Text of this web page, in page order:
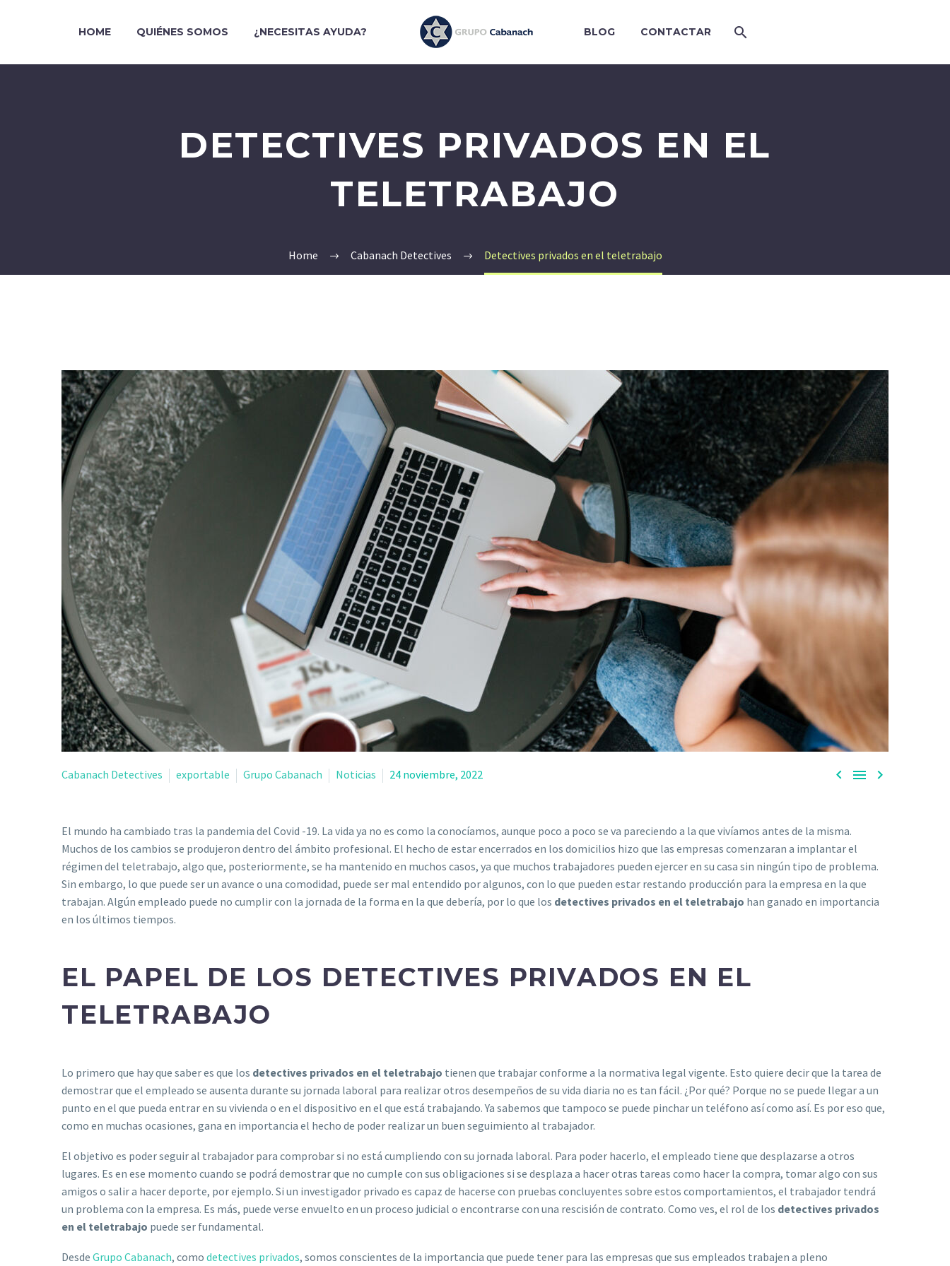
HOME QUIÉNES SOMOS ¿NECESITAS AYUDA? BLOG CONTACTAR
DETECTIVES PRIVADOS EN EL
TELETRABAJO
Home Cabanach Detectives Detectives privados en el teletrabajo
  
Cabanach Detectives exportable Grupo Cabanach Noticias 24 noviembre, 2022
El mundo ha cambiado tras la pandemia del Covid -19. La vida ya no es como la conocíamos, aunque poco a poco se va pareciendo a la que vivíamos antes de la misma.
Muchos de los cambios se produjeron dentro del ámbito profesional. El hecho de estar encerrados en los domicilios hizo que las empresas comenzaran a implantar el
régimen del teletrabajo, algo que, posteriormente, se ha mantenido en muchos casos, ya que muchos trabajadores pueden ejercer en su casa sin ningún tipo de problema.
Sin embargo, lo que puede ser un avance o una comodidad, puede ser mal entendido por algunos, con lo que pueden estar restando producción para la empresa en la que
trabajan. Algún empleado puede no cumplir con la jornada de la forma en la que debería, por lo que los detectives privados en el teletrabajo han ganado en importancia
en los últimos tiempos.
EL PAPEL DE LOS DETECTIVES PRIVADOS EN EL
TELETRABAJO
Lo primero que hay que saber es que los detectives privados en el teletrabajo tienen que trabajar conforme a la normativa legal vigente. Esto quiere decir que la tarea de
demostrar que el empleado se ausenta durante su jornada laboral para realizar otros desempeños de su vida diaria no es tan fácil. ¿Por qué? Porque no se puede llegar a un
punto en el que pueda entrar en su vivienda o en el dispositivo en el que está trabajando. Ya sabemos que tampoco se puede pinchar un teléfono así como así. Es por eso que,
como en muchas ocasiones, gana en importancia el hecho de poder realizar un buen seguimiento al trabajador.
El objetivo es poder seguir al trabajador para comprobar si no está cumpliendo con su jornada laboral. Para poder hacerlo, el empleado tiene que desplazarse a otros
lugares. Es en ese momento cuando se podrá demostrar que no cumple con sus obligaciones si se desplaza a hacer otras tareas como hacer la compra, tomar algo con sus
amigos o salir a hacer deporte, por ejemplo. Si un investigador privado es capaz de hacerse con pruebas concluyentes sobre estos comportamientos, el trabajador tendrá
un problema con la empresa. Es más, puede verse envuelto en un proceso judicial o encontrarse con una rescisión de contrato. Como ves, el rol de los detectives privados
en el teletrabajo puede ser fundamental.
Desde Grupo Cabanach, como detectives privados, somos conscientes de la importancia que puede tener para las empresas que sus empleados trabajen a pleno